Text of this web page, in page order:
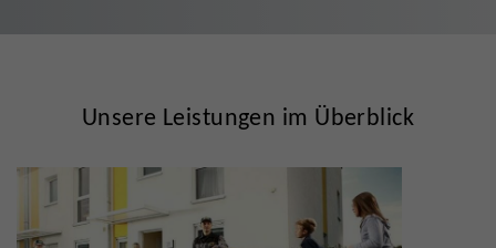
Unsere Leistungen im Überblick